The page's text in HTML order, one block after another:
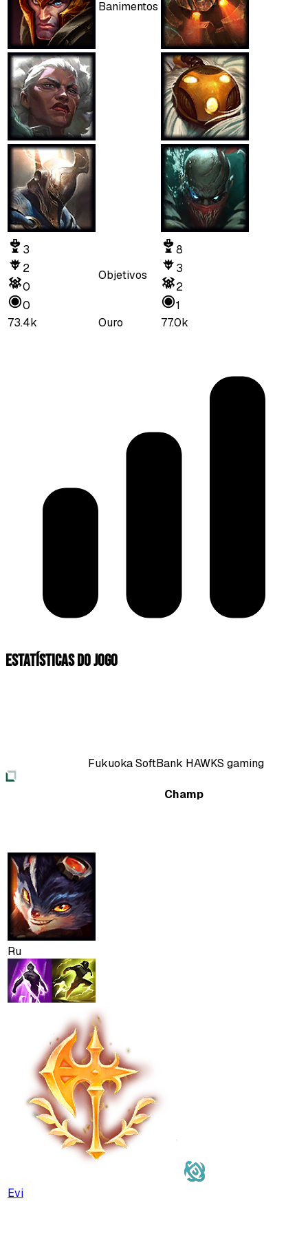
Banimentos
3
2
0
0
Objetivos
8
3
2
1
73.4k
Ouro 77.0k
Estatísticas do jogo
Fukuoka SoftBank HAWKS gaming
Champ
Ru
Evi